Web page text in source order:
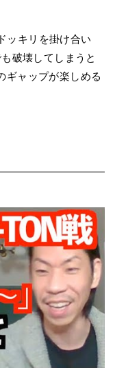
ッキリを掛け合い
破壊してしまうと
ギャップが楽しめる